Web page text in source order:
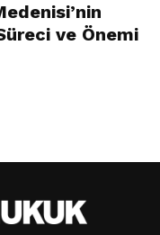
ve Önemi